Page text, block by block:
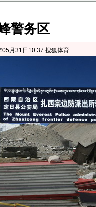
警务区
05月31日10:37 搜狐体育